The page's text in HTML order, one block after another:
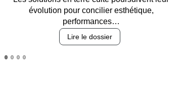
des revêtements et intégration…
Lire le dossier